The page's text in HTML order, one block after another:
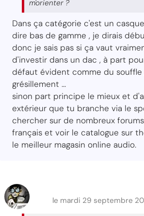
m'orienter ?
Dans ça catégorie c'est un
dire bas de gamme , je dirais
donc je sais pas si ça vaut
d'investir dans un dac , à part
défaut évident comme du souffle
grésillement ...
sinon part principe le mieux et
extérieur que tu branche via le
chercher sur de nombreux
français et voir le catalogue sur
le meilleur magasin online audio.
le mardi 29 septembre